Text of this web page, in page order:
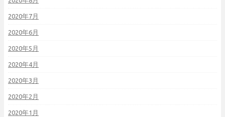
2020年7月
2020年6月
2020年5月
2020年4月
2020年3月
2020年2月
2020年1月